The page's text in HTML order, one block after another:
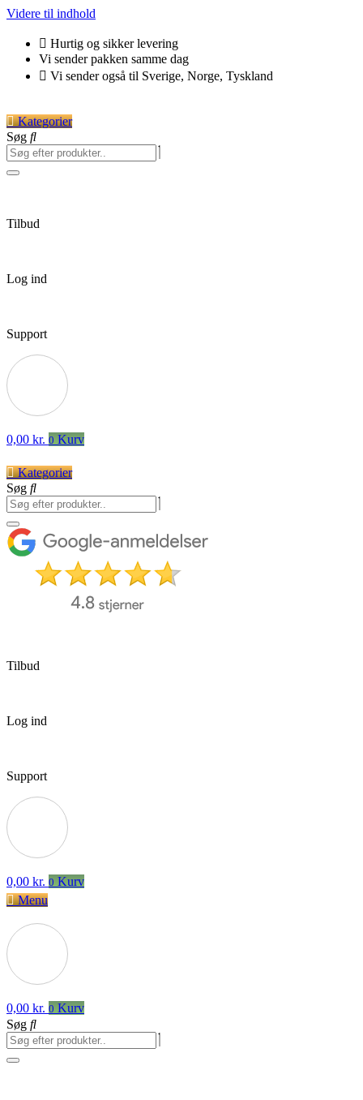
Videre til indhold
Hurtig og sikker levering
Vi sender pakken samme dag
Vi sender også til Sverige, Norge, Tyskland
Kategorier
Søg
Tilbud
Log ind
Support
0,00 kr. 0 Kurv
Kategorier
Søg
Tilbud
Log ind
Support
0,00 kr. 0 Kurv
Menu
0,00 kr. 0 Kurv
Søg